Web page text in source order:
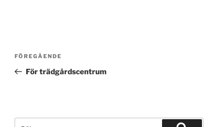
Inläggsnavigering
Föregående
inlägg
FÖREGÅENDE
För trädgårdscentrum